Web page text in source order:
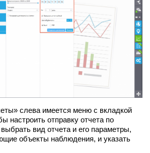
слева имеется меню с вкладкой
настроить отправку отчета по
вид отчета и его параметры,
объекты наблюдения, и указать